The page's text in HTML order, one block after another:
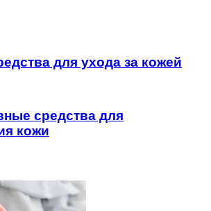
для ухода за кожей
средства для
кожи